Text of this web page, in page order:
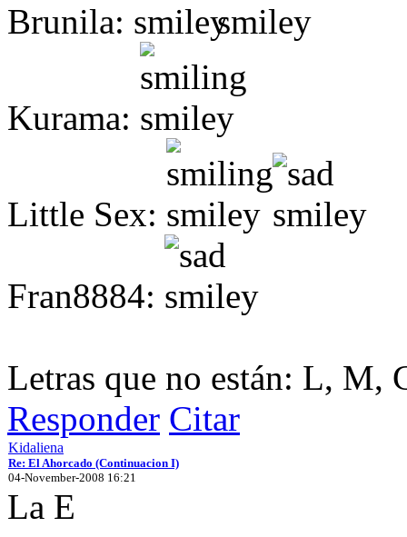
Brunila:
Kurama:
Little Sex:
Fran8884:
Letras que no están: L, M,
Responder Citar
Kidaliena
Re: El Ahorcado (Continuacion I)
04-November-2008 16:21
La E